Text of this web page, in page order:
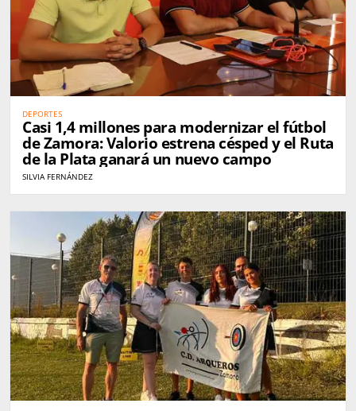
DEPORTES
Casi 1,4 millones para modernizar el fútbol
de Zamora: Valorio estrena césped y el Ruta
de la Plata ganará un nuevo campo
SILVIA FERNÁNDEZ